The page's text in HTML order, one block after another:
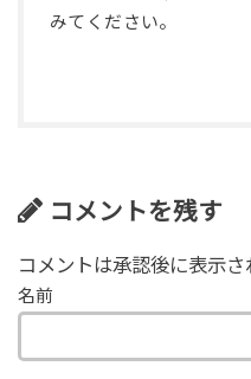
みてください。
コメントを残す
コメントは承認後に表示さ
名前